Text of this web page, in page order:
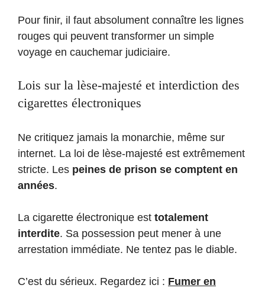
Pour finir, il faut absolument connaître les lignes
rouges qui peuvent transformer un simple
voyage en cauchemar judiciaire.
Lois sur la lèse-majesté et interdiction des
cigarettes électroniques
Ne critiquez jamais la monarchie, même sur
internet. La loi de lèse-majesté est extrêmement
stricte. Les peines de prison se comptent en
années.
La cigarette électronique est totalement
interdite. Sa possession peut mener à une
arrestation immédiate. Ne tentez pas le diable.
C’est du sérieux. Regardez ici : Fumer en